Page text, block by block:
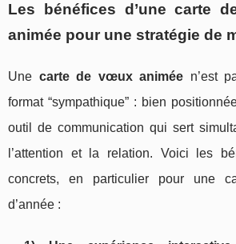
Les bénéfices d’une carte
animée pour une stratégie de
Une carte de vœux animée n’est
format “sympathique” : bien
outil de communication qui sert
l’attention et la relation. Voici les
concrets, en particulier pour une
d’année :